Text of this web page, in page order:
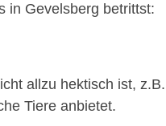
in Gevelsberg betrittst:
allzu hektisch ist,
Tiere anbietet.